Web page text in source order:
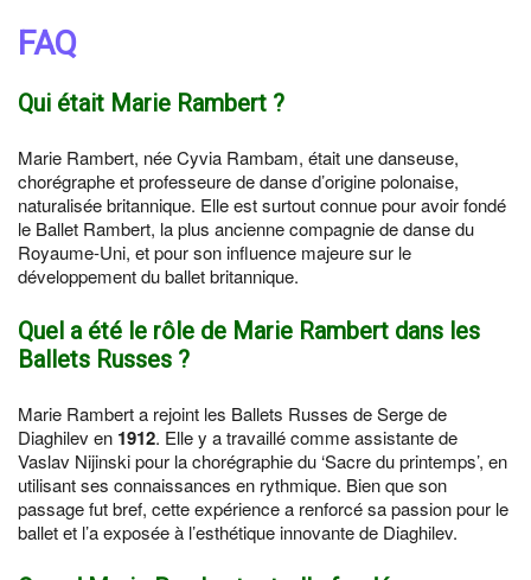
FAQ
Qui était Marie Rambert ?
Marie Rambert, née Cyvia Rambam, était une danseuse,
chorégraphe et professeure de danse d’origine polonaise,
naturalisée britannique. Elle est surtout connue pour avoir fondé
le Ballet Rambert, la plus ancienne compagnie de danse du
Royaume-Uni, et pour son influence majeure sur le
développement du ballet britannique.
Quel a été le rôle de Marie Rambert dans les
Ballets Russes ?
Marie Rambert a rejoint les Ballets Russes de Serge de
Diaghilev en 1912. Elle y a travaillé comme assistante de
Vaslav Nijinski pour la chorégraphie du ‘Sacre du printemps’, en
utilisant ses connaissances en rythmique. Bien que son
passage fut bref, cette expérience a renforcé sa passion pour le
ballet et l’a exposée à l’esthétique innovante de Diaghilev.